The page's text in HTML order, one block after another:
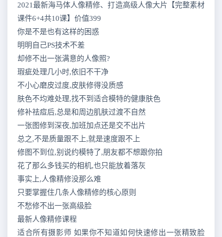
2021最新海马体人像精修、打造高级人像大片【完整素材
课件6+4共10课】价值399
你是不是也有这样的困惑
明明自己PS技术不差
却修不出一张满意的人像照?
瑕疵处理几小时,依旧不干净
不小心磨皮过度,皮肤修得没质感
肤色不均难处理,找不到适合模特的健康肤色
修补祛痘后,总是和周边肌肤过渡不自然
一张图修到深夜,加班加点还是交不出片
总之,不是质量跟不上,就是速度跟不上
修图不到位,别说约模特了,朋友都不想跟你拍
花了那么多钱买的相机,也只能放着落灰
事实上,人像精修没那么难
只要掌握住几条人像精修的核心原则
不愁修不出一张高级脸
最新人像精修课程
适合所有摄影师 如果你不知道如何快速修出一张精致脸